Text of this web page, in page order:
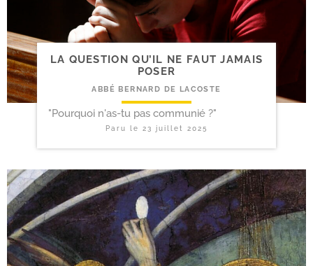
LA QUESTION QU’IL NE FAUT JAMAIS
POSER
ABBÉ BERNARD DE LACOSTE
"Pourquoi n'as-tu pas communié ?"
Paru le 23 juillet 2025